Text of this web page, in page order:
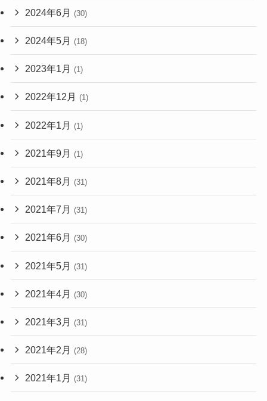
2024年6月 (30)
2024年5月 (18)
2023年1月 (1)
2022年12月 (1)
2022年1月 (1)
2021年9月 (1)
2021年8月 (31)
2021年7月 (31)
2021年6月 (30)
2021年5月 (31)
2021年4月 (30)
2021年3月 (31)
2021年2月 (28)
2021年1月 (31)